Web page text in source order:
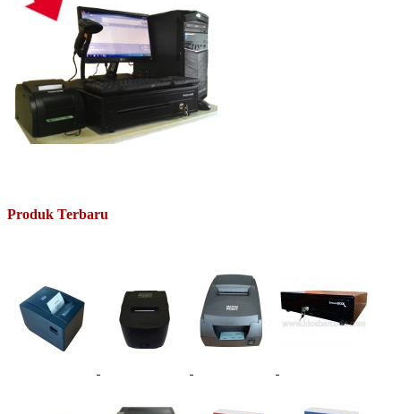
Produk Terbaru